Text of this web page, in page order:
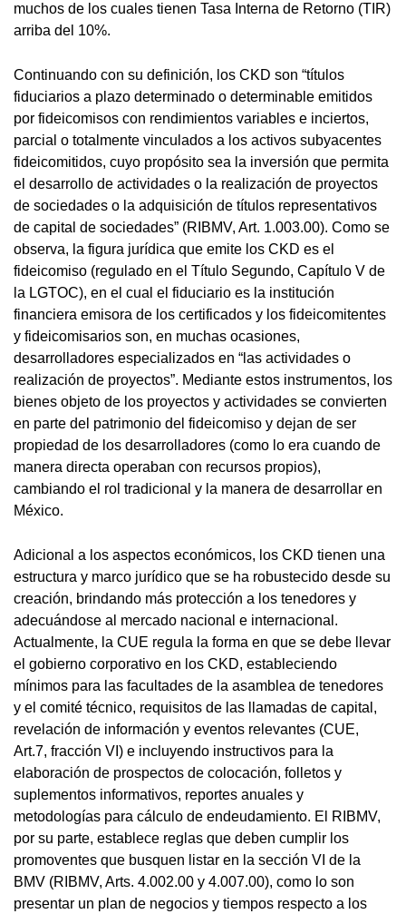
muchos de los cuales tienen Tasa Interna de Retorno (TIR)
arriba del 10%.
Continuando con su definición, los CKD son “títulos
fiduciarios a plazo determinado o determinable emitidos
por fideicomisos con rendimientos variables e inciertos,
parcial o totalmente vinculados a los activos subyacentes
fideicomitidos, cuyo propósito sea la inversión que permita
el desarrollo de actividades o la realización de proyectos
de sociedades o la adquisición de títulos representativos
de capital de sociedades” (RIBMV, Art. 1.003.00). Como se
observa, la figura jurídica que emite los CKD es el
fideicomiso (regulado en el Título Segundo, Capítulo V de
la LGTOC), en el cual el fiduciario es la institución
financiera emisora de los certificados y los fideicomitentes
y fideicomisarios son, en muchas ocasiones,
desarrolladores especializados en “las actividades o
realización de proyectos”. Mediante estos instrumentos, los
bienes objeto de los proyectos y actividades se convierten
en parte del patrimonio del fideicomiso y dejan de ser
propiedad de los desarrolladores (como lo era cuando de
manera directa operaban con recursos propios),
cambiando el rol tradicional y la manera de desarrollar en
México.
Adicional a los aspectos económicos, los CKD tienen una
estructura y marco jurídico que se ha robustecido desde su
creación, brindando más protección a los tenedores y
adecuándose al mercado nacional e internacional.
Actualmente, la CUE regula la forma en que se debe llevar
el gobierno corporativo en los CKD, estableciendo
mínimos para las facultades de la asamblea de tenedores
y el comité técnico, requisitos de las llamadas de capital,
revelación de información y eventos relevantes (CUE,
Art.7, fracción VI) e incluyendo instructivos para la
elaboración de prospectos de colocación, folletos y
suplementos informativos, reportes anuales y
metodologías para cálculo de endeudamiento. El RIBMV,
por su parte, establece reglas que deben cumplir los
promoventes que busquen listar en la sección VI de la
BMV (RIBMV, Arts. 4.002.00 y 4.007.00), como lo son
presentar un plan de negocios y tiempos respecto a los